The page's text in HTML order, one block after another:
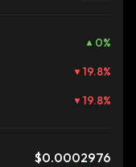
0%
19.8%
19.8%
$0.0002976